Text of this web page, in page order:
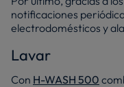
notificaciones
electrodomésticos y
Lavar
Con H-WASH 500